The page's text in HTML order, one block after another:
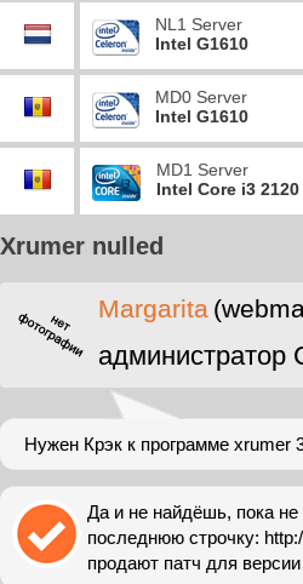
NL1 Server
Intel G1610
MD0 Server
Intel G1610
MD1 Server
Intel Core i3 2120
Xrumer nulled
Margarita
администратор
Нужен Крэк к программе xrumer
Да и не найдёшь, пока
последнюю строчку:
продают патч для